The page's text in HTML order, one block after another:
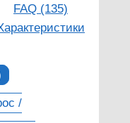
FAQ (135)
/